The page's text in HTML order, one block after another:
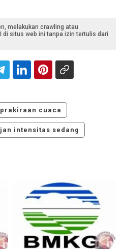
melakukan crawling atau
situs web ini tanpa izin tertulis dari
prakiraan cuaca
intensitas sedang